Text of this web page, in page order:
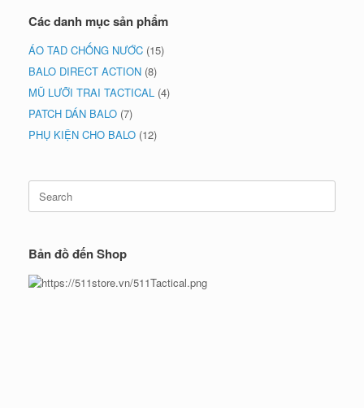
Các danh mục sản phẩm
ÁO TAD CHỐNG NƯỚC (15)
BALO DIRECT ACTION (8)
MŨ LƯỠI TRAI TACTICAL (4)
PATCH DÁN BALO (7)
PHỤ KIỆN CHO BALO (12)
Search
for:
Bản đồ đến Shop